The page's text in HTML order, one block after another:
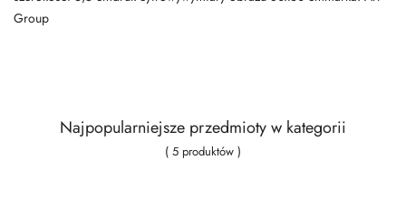
Group
Najpopularniejsze przedmioty w kategorii
( 5 produktów )